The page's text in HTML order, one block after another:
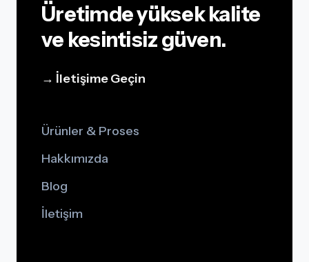
Üretimde yüksek kalite
ve kesintisiz güven.
→ İletişime Geçin
Ürünler & Proses
Hakkımızda
Blog
İletişim